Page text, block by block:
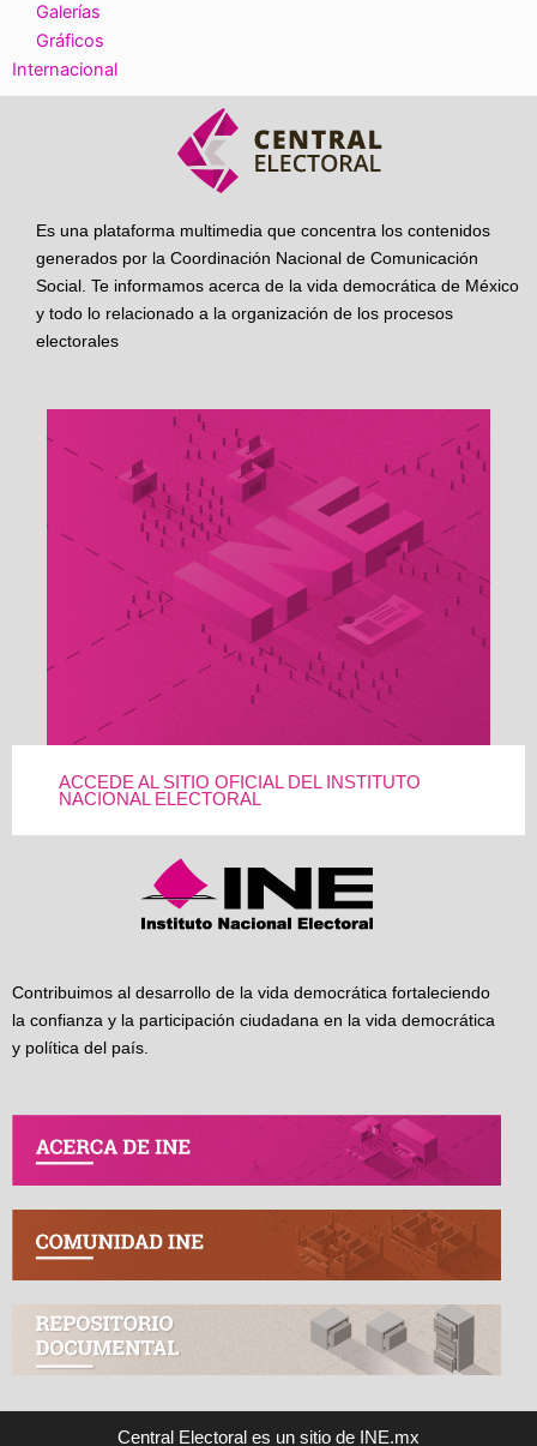
Galerías
Gráficos
Internacional
Es una plataforma multimedia que concentra los contenidos
generados por la Coordinación Nacional de Comunicación
Social. Te informamos acerca de la vida democrática de México
y todo lo relacionado a la organización de los procesos
electorales
ACCEDE AL SITIO OFICIAL DEL INSTITUTO
NACIONAL ELECTORAL
Contribuimos al desarrollo de la vida democrática fortaleciendo
la confianza y la participación ciudadana en la vida democrática
y política del país.
Central Electoral es un sitio de INE.mx